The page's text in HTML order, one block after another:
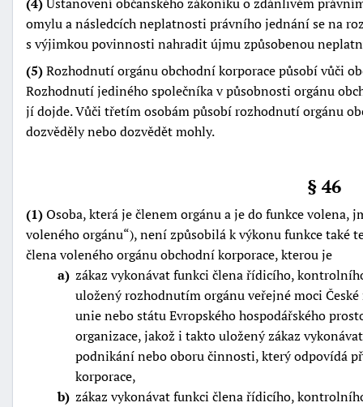
omylu a následcích neplatnosti právního jednání se na
s výjimkou povinnosti nahradit újmu způsobenou
(5)Rozhodnutí orgánu obchodní korporace působí vůči
Rozhodnutí jediného společníka v působnosti orgánu
jí dojde. Vůči třetím osobám působí rozhodnutí orgánu
dozvěděly nebo dozvědět mohly.
§ 46
(1)Osoba, která je členem orgánu a je do funkce volena,
voleného orgánu ), není způsobilá k výkonu funkce také
člena voleného orgánu obchodní korporace, kterou je
a zákaz vykonávat funkci člena řídicího,
uložený rozhodnutím orgánu veřejné moci
unie nebo státu Evropského hospodářského
organizace, jakož i takto uložený zákaz
podnikání nebo oboru činnosti, který odpovídá
korporace,
b zákaz vykonávat funkci člena řídicího,